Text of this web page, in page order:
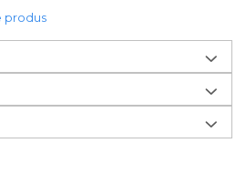
produs